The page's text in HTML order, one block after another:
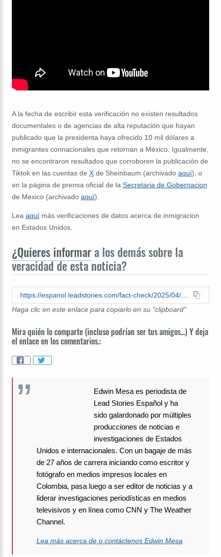
A la fecha de escribir esta verificación no existen resultados
documentales o de agencias de alta reputación que hayan
publicado que la presidenta haya ofrecido 10 mil dólares a
inmigrantes connacionales que retornan a México. Igualmente,
no se encontraron resultados que corroboren la publicación de
Tiktok en las cuentas de X de Sheinbaum (archivado aquí), o
en la página de prensa oficial de la Secretaria de Gobernacion
de Mexico (archivado aquí).
Lea aquí más verificaciones de datos acerca de inmigracion
en Estados Unidos.
¿Quieres informar a los demás sobre la
veracidad de esta noticia?
Haga clic en este enlace para copiarlo en su "clipboard"
Mira quién lo comparte (incluso podrían ser tus amigos...) Y deja
el enlace en los comentarios.:
Edwin Mesa es periodista de
Lead Stories Español y ha
sido galardonado por múltiples
producciones de noticias e
investigaciones de Estados
Unidos e internacionales. Con un bagaje de más
de 27 años de carrera iniciando como escritor y
fotógrafo en medios impresos locales en
Colombia, pasa luego a ser editor de noticias y a
liderar investigaciones periodísticas en medios
televisivos y en línea como CNN y The Weather
Channel.
Lea más acerca de o contáctenos Edwin Mesa